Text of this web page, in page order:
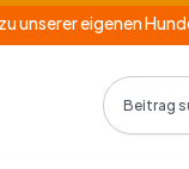
unserer eigenen
Search